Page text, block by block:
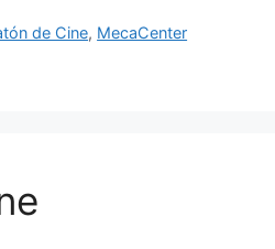
de Cine, MecaCenter